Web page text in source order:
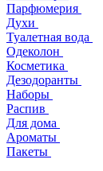
Парфюмерия
Духи
Туалетная вода
Одеколон
Косметика
Дезодоранты
Наборы
Распив
Для дома
Ароматы
Пакеты